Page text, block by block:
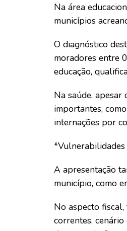
Na área
municípios
O diagnóstico
moradores entre
educação,
Na saúde,
importantes,
internações por
*Vulnerabilidades
A apresentação
município, como
No aspecto
correntes,